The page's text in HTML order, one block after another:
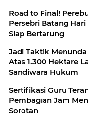
Road to Final!
Persebri Batang
Siap Bertarung
Jadi Taktik
Atas 1.300 Hektare
Sandiwara Hukum
Sertifikasi Guru
Pembagian Jam
Sorotan